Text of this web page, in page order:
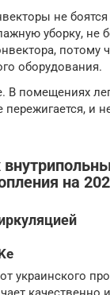
не
уборку, не
потому
оборудования.
В помещениях
пережигается, и
на
украинского